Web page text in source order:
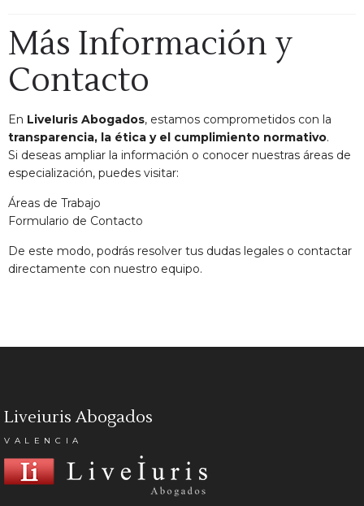
Más Información y
Contacto
En LiveIuris Abogados, estamos comprometidos con la
transparencia, la ética y el cumplimiento normativo.
Si deseas ampliar la información o conocer nuestras áreas de
especialización, puedes visitar:
Áreas de Trabajo
Formulario de Contacto
De este modo, podrás resolver tus dudas legales o contactar
directamente con nuestro equipo.
Liveiuris Abogados
VALENCIA